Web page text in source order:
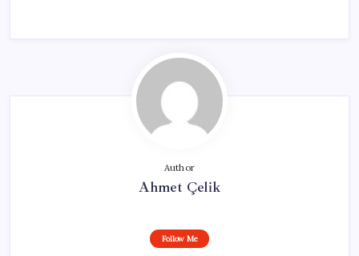
Author
Ahmet Çelik
Follow Me